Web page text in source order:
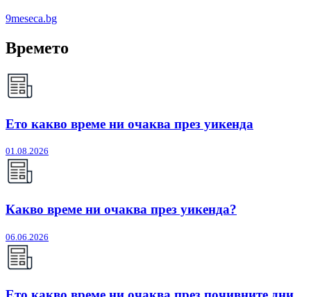
9meseca.bg
Времето
Ето какво време ни очаква през уикенда
01.08.2026
Какво време ни очаква през уикенда?
06.06.2026